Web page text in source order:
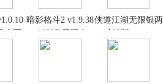
经营养成
301款游戏
角色扮演
892款游戏
暗影格斗2 v1.9.38
币、无限宝石)
侠道江湖无限银两